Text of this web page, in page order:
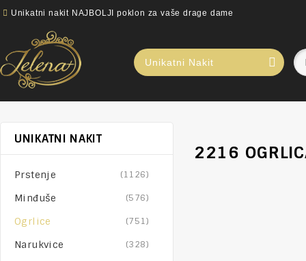
Unikatni nakit NAJBOLJI poklon za vaše drage dame
Unikatni Nakit
2216
UNIKATNI NAKIT
Prstenje (1126)
Minđuše (576)
Ogrlice (751)
Narukvice (328)